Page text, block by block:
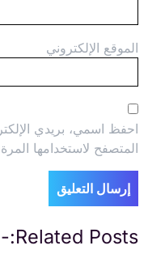
الموقع الإلكتروني
احفظ اسمي، بريدي
المتصفح لاستخدامها
Related Posts:-